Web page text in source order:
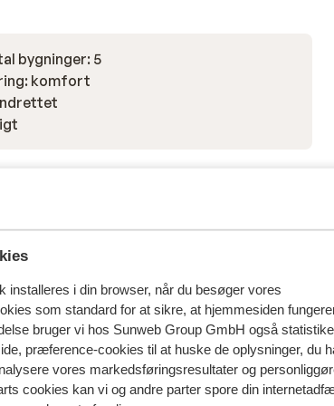
installeres i din browser, når du besøger vores
som standard for at sikre, at hjemmesiden
bruger vi hos Sunweb Group GmbH også statistike
præference-cookies til at huske de oplysninger, du
vores markedsføringsresultater og
cookies kan vi og andre parter spore din
bygninger: 5
komfort